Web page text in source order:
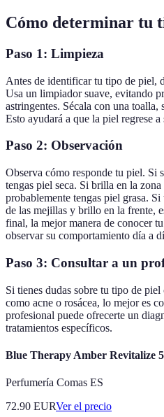
Cómo determinar tu
Paso 1: Limpieza
Antes de identificar tu tipo de piel,
Usa un limpiador suave, evitando
astringentes. Sécala con una toalla,
Esto ayudará a que la piel regrese a
Paso 2: Observación
Observa cómo responde tu piel. Si
tengas piel seca. Si brilla en la
probablemente tengas piel grasa. Si
de las mejillas y brillo en la frente,
final, la mejor manera de conocer
observar su comportamiento día a
Paso 3: Consultar a un
Si tienes dudas sobre tu tipo de
como acne o rosácea, lo mejor es
profesional puede ofrecerte un
tratamientos específicos.
Blue Therapy Amber Revitalize
Perfumería Comas ES
72.90 EURVer el precio